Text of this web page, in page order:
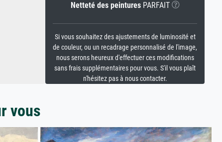
Netteté des peinturesPARFAIT
Si vous souhaitez des ajustements de luminosité et
de couleur, ou un recadrage personnalisé de l'image,
nous serons heureux d'effectuer ces modifications
sans frais supplémentaires pour vous. S'il vous plaît
n'hésitez pas à nous contacter.
vous